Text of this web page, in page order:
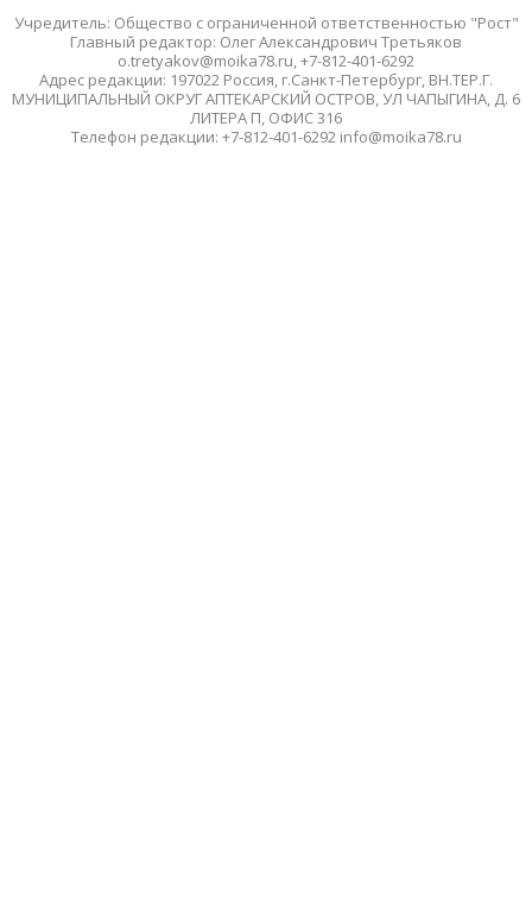
Учредитель: Общество с ограниченной ответственностью "Рост"
Главный редактор: Олег Александрович Третьяков
o.tretyakov@moika78.ru, +7-812-401-6292
Адрес редакции: 197022 Россия, г.Санкт-Петербург, ВН.ТЕР.Г.
МУНИЦИПАЛЬНЫЙ ОКРУГ АПТЕКАРСКИЙ ОСТРОВ, УЛ ЧАПЫГИНА, Д. 6
ЛИТЕРА П, ОФИС 316
Телефон редакции: +7-812-401-6292 info@moika78.ru